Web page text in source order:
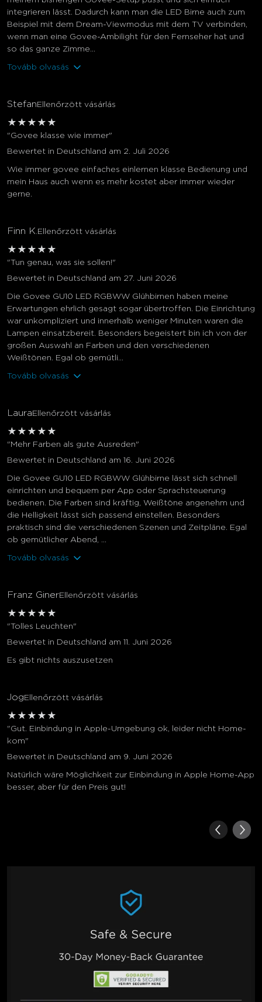
integrieren lässt. Dadurch kann man die LED Birne auch zum
Beispiel mit dem Dream-Viewmodus mit dem TV verbinden,
wenn man eine Govee-Ambilight für den Fernseher hat und
so das ganze Zimme...
Tovább olvasás
StefanEllenőrzött vásárlás
★ ★ ★ ★ ★
"Govee klasse wie immer"
Bewertet in Deutschland am 2. Juli 2026
Wie immer govee einfaches einlernen klasse Bedienung und
mein Haus auch wenn es mehr kostet aber immer wieder
gerne.
Finn K. Ellenőrzött vásárlás
★ ★ ★ ★ ★
"Tun genau, was sie sollen!"
Bewertet in Deutschland am 27. Juni 2026
Die Govee GU10 LED RGBWW Glühbirnen haben meine
Erwartungen ehrlich gesagt sogar übertroffen. Die Einrichtung
war unkompliziert und innerhalb weniger Minuten waren die
Lampen einsatzbereit. Besonders begeistert bin ich von der
großen Auswahl an Farben und den verschiedenen
Weißtönen. Egal ob gemütli...
Tovább olvasás
LauraEllenőrzött vásárlás
★ ★ ★ ★ ★
"Mehr Farben als gute Ausreden"
Bewertet in Deutschland am 16. Juni 2026
Die Govee GU10 LED RGBWW Glühbirne lässt sich schnell
einrichten und bequem per App oder Sprachsteuerung
bedienen. Die Farben sind kräftig, Weißtöne angenehm und
die Helligkeit lässt sich passend einstellen. Besonders
praktisch sind die verschiedenen Szenen und Zeitpläne. Egal
ob gemütlicher Abend, ...
Tovább olvasás
Franz GinerEllenőrzött vásárlás
★ ★ ★ ★ ★
"Tolles Leuchten"
Bewertet in Deutschland am 11. Juni 2026
Es gibt nichts auszusetzen
JogEllenőrzött vásárlás
★ ★ ★ ★ ★
"Gut. Einbindung in Apple-Umgebung ok, leider nicht Home-
kom"
Bewertet in Deutschland am 9. Juni 2026
Natürlich wäre Möglichkeit zur Einbindung in Apple Home-App
besser, aber für den Preis gut!